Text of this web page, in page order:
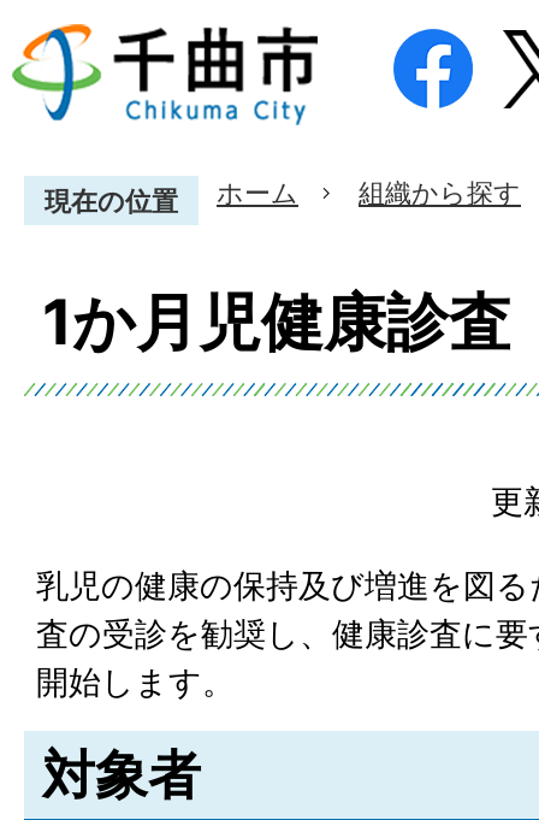
現在の位置 ホーム 組織から探す
1か月児健康診査
更
乳児の健康の保持及び増進を図
査の受診を勧奨し、健康診査に
開始します。
対象者